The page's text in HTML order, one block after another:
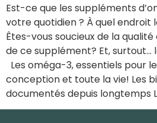
Est-ce que les suppléments
votre quotidien ? À quel endroit
Êtes-vous soucieux de la
de ce supplément? Et, surtout…
Les oméga-3, essentiels pour
conception et toute la vie! Les
documentés depuis longtemps